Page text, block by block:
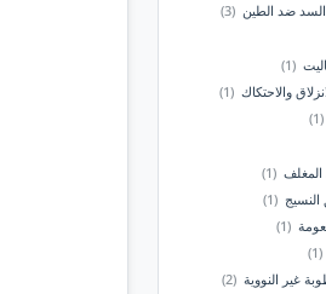
ضد الطين (3)
(1)
والاحتكاك (1)
(1)
(1)
(1)
(1)
(1)
غير النووية (2)